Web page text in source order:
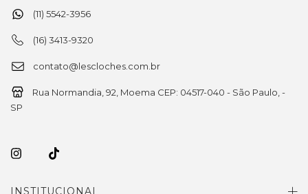
(11) 5542-3956
(16) 3413-9320
contato@lescloches.com.br
Rua Normandia, 92, Moema CEP: 04517-040 - São Paulo, -
SP
INSTITUCIONAL